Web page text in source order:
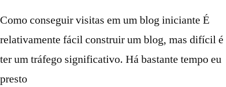
Como conseguir visitas em um blog iniciante É
relativamente fácil construir um blog, mas difícil é
ter um tráfego significativo. Há bastante tempo eu
presto